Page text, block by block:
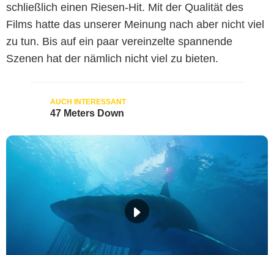
schließlich einen Riesen-Hit. Mit der Qualität des
Films hatte das unserer Meinung nach aber nicht viel
zu tun. Bis auf ein paar vereinzelte spannende
Szenen hat der nämlich nicht viel zu bieten.
47 Meters Down